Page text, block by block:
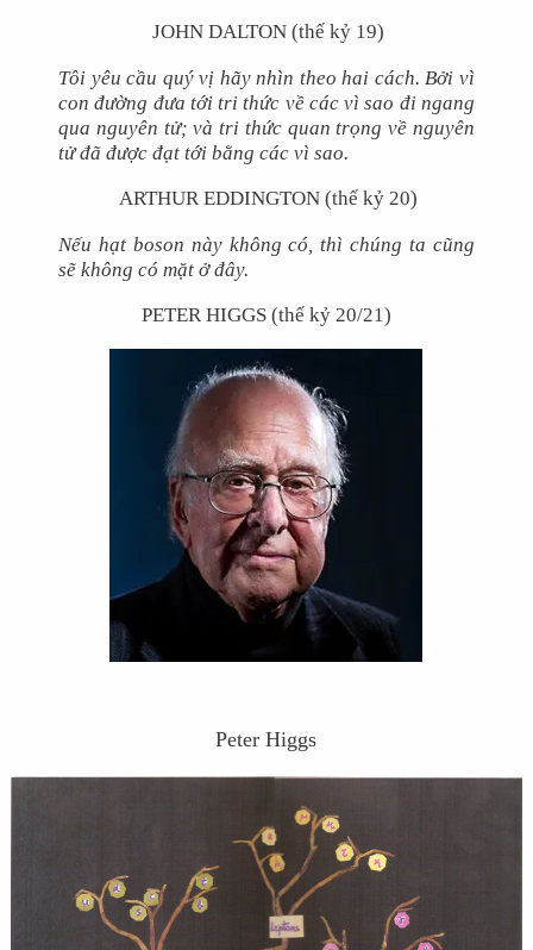
JOHN DALTON (thế kỷ 19)
Tôi yêu cầu quý vị hãy nhìn theo hai cách. Bởi vì
con đường đưa tới tri thức về các vì sao đi ngang
qua nguyên tử; và tri thức quan trọng về nguyên
tử đã được đạt tới bằng các vì sao.
ARTHUR EDDINGTON (thế kỷ 20)
Nếu hạt boson này không có, thì chúng ta cũng
sẽ không có mặt ở đây.
PETER HIGGS (thế kỷ 20/21)
Peter Higgs